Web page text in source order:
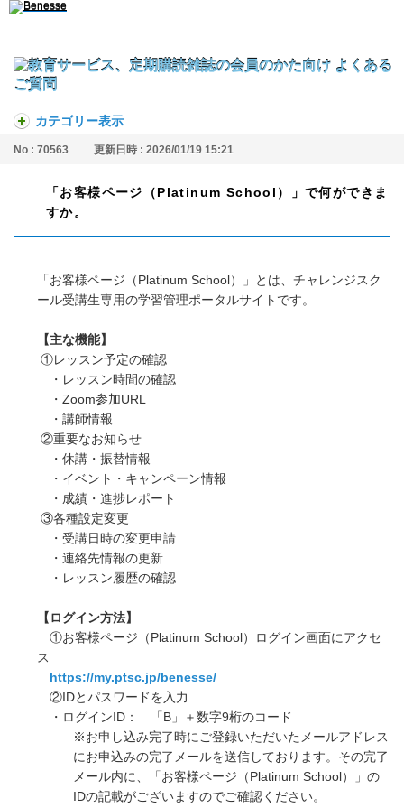
カテゴリー表示
No : 70563 更新日時 : 2026/01/19 15:21
「お客様ページ（Platinum School）」で何ができま
すか。
「お客様ページ（Platinum School）」とは、チャレンジスク
ール受講生専用の学習管理ポータルサイトです。
【主な機能】
①レッスン予定の確認
・レッスン時間の確認
・Zoom参加URL
・講師情報
②重要なお知らせ
・休講・振替情報
・イベント・キャンペーン情報
・成績・進捗レポート
③各種設定変更
・受講日時の変更申請
・連絡先情報の更新
・レッスン履歴の確認
【ログイン方法】
①お客様ページ（Platinum School）ログイン画面にアクセ
ス
https://my.ptsc.jp/benesse/
②IDとパスワードを入力
・ログインID： 「B」＋数字9桁のコード
※お申し込み完了時にご登録いただいたメールアドレス
にお申込みの完了メールを送信しております。その完了
メール内に、「お客様ページ（Platinum School）」の
IDの記載がございますのでご確認ください。